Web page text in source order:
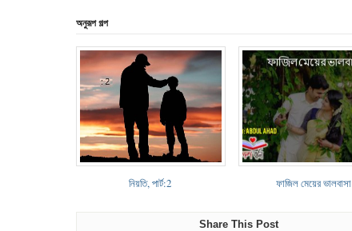
অনুরূপ গল্প
নিয়তি, পার্ট:2 ফাজিল মেয়ের ভালবাসা
Share This Post